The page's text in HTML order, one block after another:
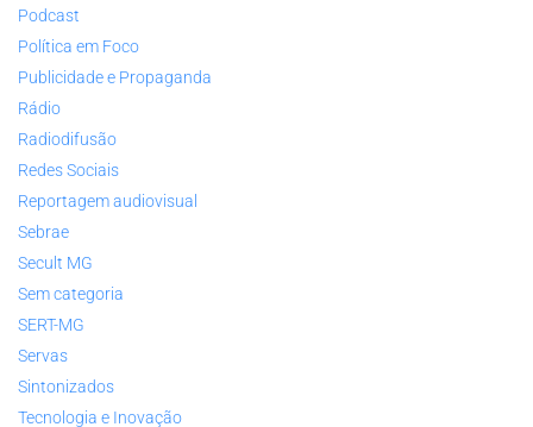
Podcast
Política em Foco
Publicidade e Propaganda
Rádio
Radiodifusão
Redes Sociais
Reportagem audiovisual
Sebrae
Secult MG
Sem categoria
SERT-MG
Servas
Sintonizados
Tecnologia e Inovação